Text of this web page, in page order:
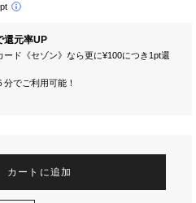
還元率UP
ード《セゾン》なら更に¥100につき1pt還
でご利用可能！
カートに追加